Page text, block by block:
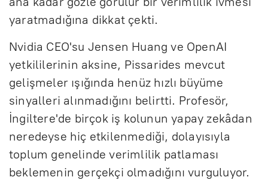
yaratmadığına dikkat çekti.
Nvidia CEO'su Jensen Huang ve OpenAI
yetkililerinin aksine, Pissarides mevcut
gelişmeler ışığında henüz hızlı büyüme
sinyalleri alınmadığını belirtti. Profesör,
İngiltere'de birçok iş kolunun yapay zekâdan
neredeyse hiç etkilenmediği, dolayısıyla
toplum genelinde verimlilik patlaması
beklemenin gerçekçi olmadığını vurguluyor.